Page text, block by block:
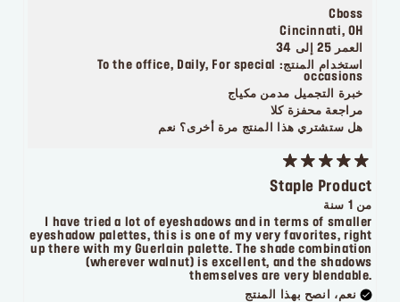
Cboss
Cincinnati, OH
العمر 25 إلى 34
استخدام المنتج:
To the office, Daily, For special
occasions
خبرة التجميل مدمن مكياج
مراجعة محفزةكلا
هل ستشتري هذا المنتج مرة أخرى؟ نعم
Staple Product
من 1 سنة
I have tried a lot of eyeshadows and in terms of smaller
eyeshadow palettes, this is one of my very favorites, right
up there with my Guerlain palette. The shade combination
(wherever walnut) is excellent, and the shadows
themselves are very blendable.
نعم، انصح بهذا المنتج